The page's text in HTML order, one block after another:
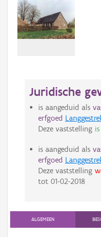
Juridische
is aangeduid als
erfgoed
Deze vaststelling
is aangeduid als
erfgoed
Deze vaststelling
tot 01-02-2018
ALGEMEEN